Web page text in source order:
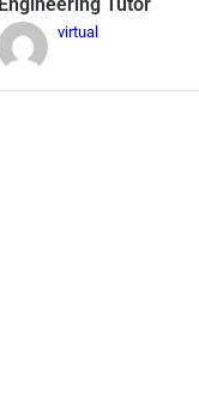
Engineering Tutor
virtual